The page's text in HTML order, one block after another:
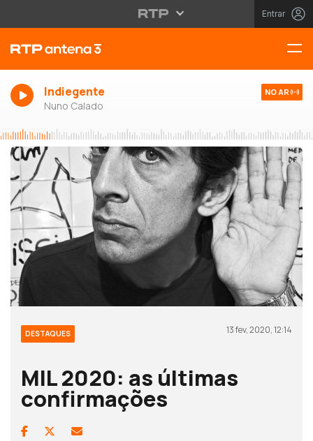
Entrar
Indiegente
Nuno Calado
NO AR
DESTAQUES 13 fev, 2020, 12:14
MIL 2020: as últimas
confirmações